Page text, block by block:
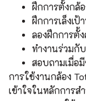
ฝึกการตั้งกล้
ฝึกการเล็งเป้
ลองฝึกการตั้
ทำงานร่วมกั
สอบถามเมื่อ
การใช้งานกล้อง
เข้าใจในหลักการ